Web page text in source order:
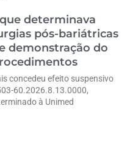
determinava
pós-bariátricas
demonstração do
concedeu efeito suspensivo
60.2026.8.13.0000,
à Unimed